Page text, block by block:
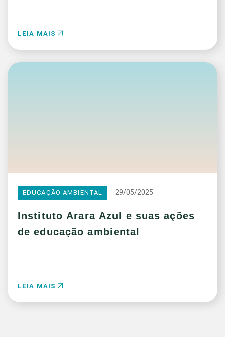
LEIA MAIS
EDUCAÇÃO AMBIENTAL 29/05/2025
Instituto Arara Azul e suas ações
de educação ambiental
LEIA MAIS